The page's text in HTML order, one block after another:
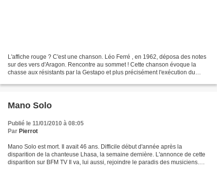
L'affiche rouge ? C'est une chanson. Léo Ferré , en 1962, déposa des notes
sur des vers d'Aragon. Rencontre au sommet ! Cette chanson évoque la
chasse aux résistants par la Gestapo et plus précisément l'exécution du
Mano Solo
Publié le 11/01/2010 à 08:05
Par Pierrot
Mano Solo est mort. Il avait 46 ans. Difficile début d'année après la
disparition de la chanteuse Lhasa, la semaine dernière. L'annonce de cette
disparition sur BFM TV Il va, lui aussi, rejoindre le paradis des musiciens.